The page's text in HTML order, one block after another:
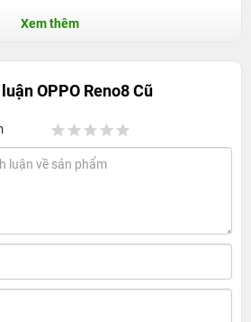
và bụi bẩn, giữ máy luôn sạch sẽ
được gia công bằng chất liệu
thiện nhám mờ để tăng độ bền bỉ.
dễ dàng sử dụng bằng một tay
màn hình "nốt ruồi"
Xem thêm
OPPO Reno8 Cũ